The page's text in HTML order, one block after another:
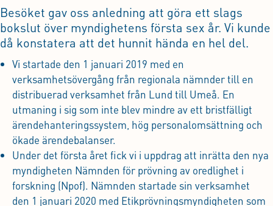
Besöket gav oss anledning att göra ett slags
bokslut över myndighetens första sex år. Vi kunde
då konstatera att det hunnit hända en hel del.
Vi startade den 1 januari 2019 med en
verksamhetsövergång från regionala nämnder till en
distribuerad verksamhet från Lund till Umeå. En
utmaning i sig som inte blev mindre av ett bristfälligt
ärendehanteringssystem, hög personalomsättning och
ökade ärendebalanser.
Under det första året fick vi i uppdrag att inrätta den nya
myndigheten Nämnden för prövning av oredlighet i
forskning (Npof). Nämnden startade sin verksamhet
den 1 januari 2020 med Etikprövningsmyndigheten som